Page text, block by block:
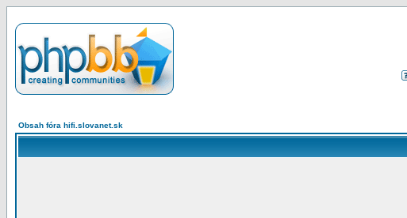
Obsah fóra hifi.slovanet.sk